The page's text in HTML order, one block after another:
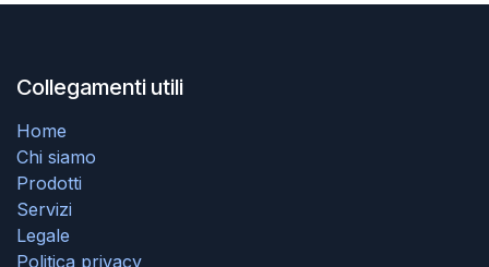
Collegamenti utili
Home
Chi siamo
Prodotti
Servizi
Legale
Politica privacy